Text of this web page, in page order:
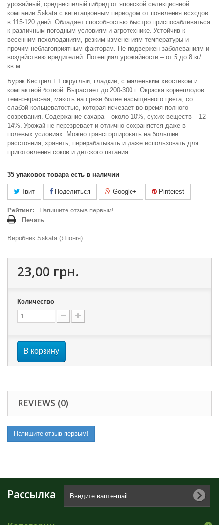
урожайный, среднеспелый гибрид от японской селекционной
компании Sakata с вегетационным периодом от появления всходов
в 115-120 дней. Обладает способностью быстро приспосабливаться
к различным погодным условиям и агротехнике. Устойчив к
весенним похолоданиям, резким изменениям температуры и
прочим неблагоприятным факторам. Не подвержен заболеваниям и
воздействию вредителей. Потенциал урожайности – от 5 до 8 кг/
кв.м.
Буряк Кестрел F1 округлый, гладкий, с маленьким хвостиком и
компактной ботвой. Вырастает до 200-300 г. Окраска корнеплодов
темно-красная, мякоть на срезе более насыщенного цвета, со
слабой кольцеватостью, которая исчезает во время полного
созревания. Содержание сахара – около 10%, сухих веществ – 12-
14%. Урожай не перезревает и отлично сохраняется даже в
полевых условиях. Можно транспортировать на большие
расстояния, хранить, перерабатывать и даже использовать для
приготовления соков и детского питания.
35 упаковок товара есть в наличии
Твит Поделиться Google+ Pinterest
Рейтинг:
Напишите отзыв первым!
Печать
Виробник Sakata (Японія)
23,00 грн.
Количество
В корзину
REVIEWS (0)
Напишите отзыв первым!
Рассылка